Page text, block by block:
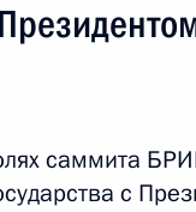
с
саммита
с